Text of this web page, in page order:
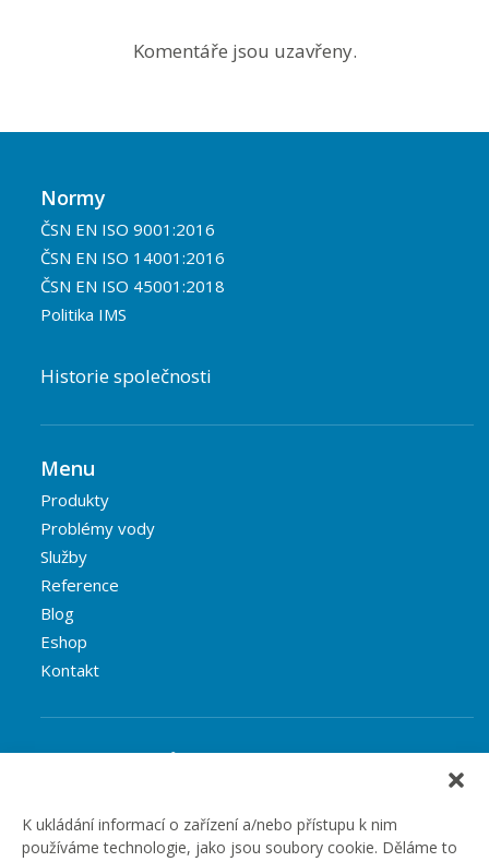
K ukládání informací o zařízení a/nebo přístupu k nim
používáme technologie, jako jsou soubory cookie. Děláme to
Komentáře jsou uzavřeny.
Normy
ČSN EN ISO 9001:2016
ČSN EN ISO 14001:2016
ČSN EN ISO 45001:2018
Politika IMS
Historie společnosti
Menu
Produkty
Problémy vody
Služby
Reference
Blog
Eshop
Kontakt
Rubriky článků
Podcast
Případové studie